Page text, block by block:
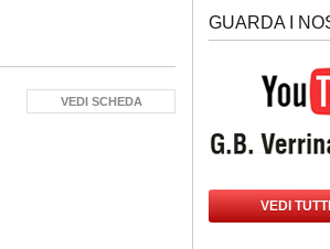
VEDI SCHEDA
GUARDA I
VEDI